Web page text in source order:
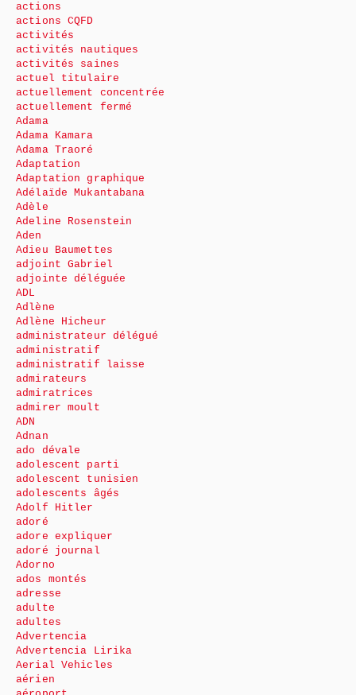
actions
actions CQFD
activités
activités nautiques
activités saines
actuel titulaire
actuellement concentrée
actuellement fermé
Adama
Adama Kamara
Adama Traoré
Adaptation
Adaptation graphique
Adélaïde Mukantabana
Adèle
Adeline Rosenstein
Aden
Adieu Baumettes
adjoint Gabriel
adjointe déléguée
ADL
Adlène
Adlène Hicheur
administrateur délégué
administratif
administratif laisse
admirateurs
admiratrices
admirer moult
ADN
Adnan
ado dévale
adolescent parti
adolescent tunisien
adolescents âgés
Adolf Hitler
adoré
adore expliquer
adoré journal
Adorno
ados montés
adresse
adulte
adultes
Advertencia
Advertencia Lirika
Aerial Vehicles
aérien